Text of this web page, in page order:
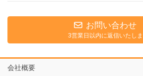
お問い合わせ
3営業日以内に返信いたしま
会社概要